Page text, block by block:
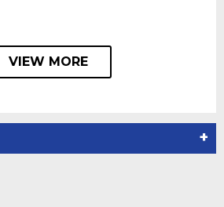
VIEW MORE
+